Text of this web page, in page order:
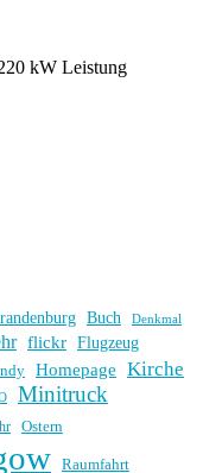
kW Leistung
Buch Denkmal
flickr Flugzeug
Homepage Kirche
Minitruck
Ostern
Raumfahrt